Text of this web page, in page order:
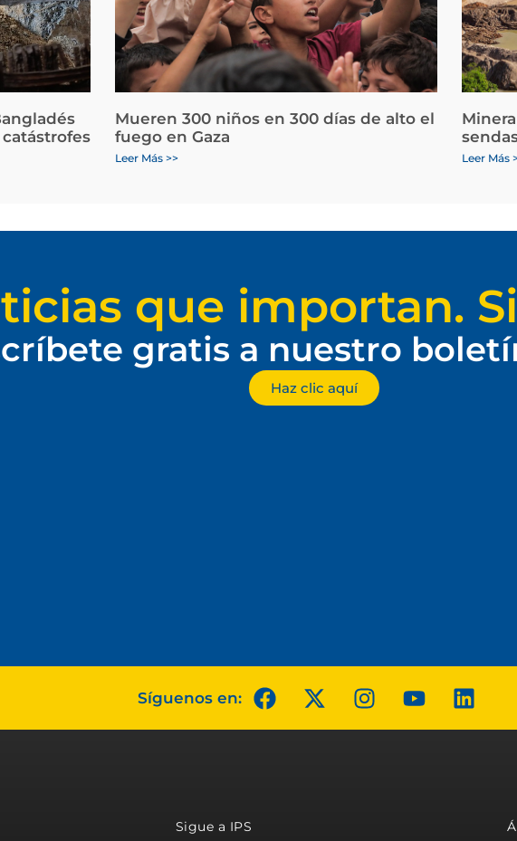
Mueren 300 niños en 300 días de alto el
fuego en Gaza
Leer Más >> Leer Más
que importan.
gratis a nuestro
Haz clic aquí
Síguenos en:
Sigue a IPS